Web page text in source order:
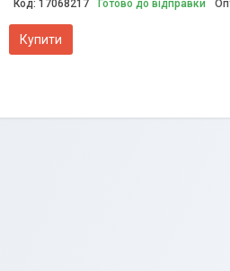
17068217 Готово до відправки
Купити